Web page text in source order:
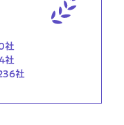
社
社
社